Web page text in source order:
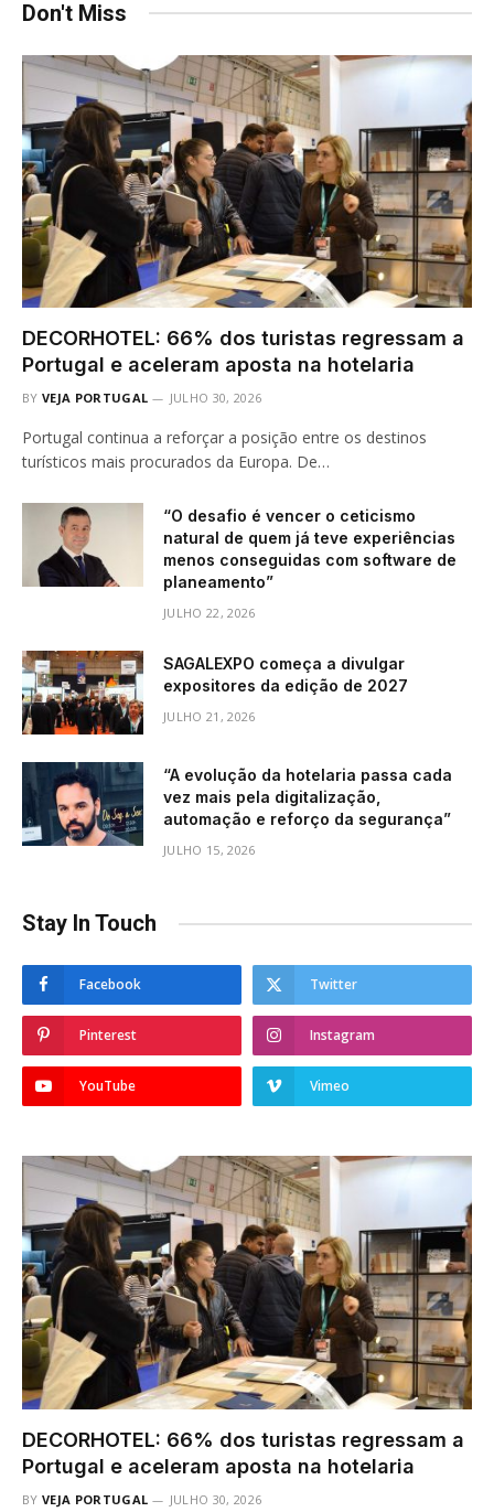
Don't Miss
DECORHOTEL: 66% dos turistas regressam a
Portugal e aceleram aposta na hotelaria
BY VEJA PORTUGAL JULHO 30, 2026
Portugal continua a reforçar a posição entre os destinos
turísticos mais procurados da Europa. De…
“O desafio é vencer o ceticismo
natural de quem já teve experiências
menos conseguidas com software de
planeamento”
JULHO 22, 2026
SAGALEXPO começa a divulgar
expositores da edição de 2027
JULHO 21, 2026
“A evolução da hotelaria passa cada
vez mais pela digitalização,
automação e reforço da segurança”
JULHO 15, 2026
Stay In Touch
Facebook Twitter
Pinterest Instagram
YouTube Vimeo
DECORHOTEL: 66% dos turistas regressam a
Portugal e aceleram aposta na hotelaria
BY VEJA PORTUGAL JULHO 30, 2026